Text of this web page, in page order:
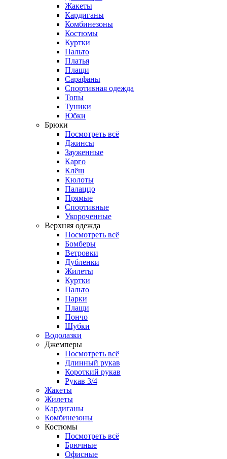
Жакеты
Кардиганы
Комбинезоны
Костюмы
Куртки
Пальто
Платья
Плащи
Сарафаны
Спортивная одежда
Топы
Туники
Юбки
Брюки
Посмотреть всё
Джинсы
Зауженные
Карго
Клёш
Кюлоты
Палаццо
Прямые
Спортивные
Укороченные
Верхняя одежда
Посмотреть всё
Бомберы
Ветровки
Дубленки
Жилеты
Куртки
Пальто
Парки
Плащи
Пончо
Шубки
Водолазки
Джемперы
Посмотреть всё
Длинный рукав
Короткий рукав
Рукав 3/4
Жакеты
Жилеты
Кардиганы
Комбинезоны
Костюмы
Посмотреть всё
Брючные
Офисные